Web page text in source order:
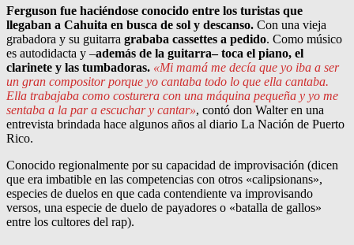
Ferguson fue haciéndose conocido entre los turistas que
llegaban a Cahuita en busca de sol y descanso. Con una vieja
grabadora y su guitarra grababa cassettes a pedido. Como músico
es autodidacta y –además de la guitarra– toca el piano, el
clarinete y las tumbadoras. «Mi mamá me decía que yo iba a ser
un gran compositor porque yo cantaba todo lo que ella cantaba.
Ella trabajaba como costurera con una máquina pequeña y yo me
sentaba a la par a escuchar y cantar», contó don Walter en una
entrevista brindada hace algunos años al diario La Nación de Puerto
Rico.
Conocido regionalmente por su capacidad de improvisación (dicen
que era imbatible en las competencias con otros «calipsionans»,
especies de duelos en que cada contendiente va improvisando
versos, una especie de duelo de payadores o «batalla de gallos»
entre los cultores del rap).